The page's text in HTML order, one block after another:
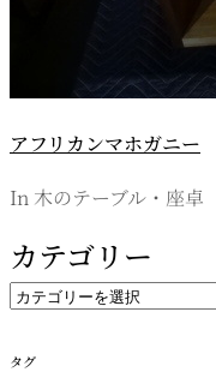
アフリカンマホガニー
In 木のテーブル・座卓
カテゴリー
カ
タグ